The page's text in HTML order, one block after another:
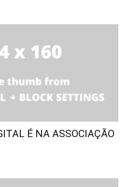
É NA ASSOCIAÇÃO